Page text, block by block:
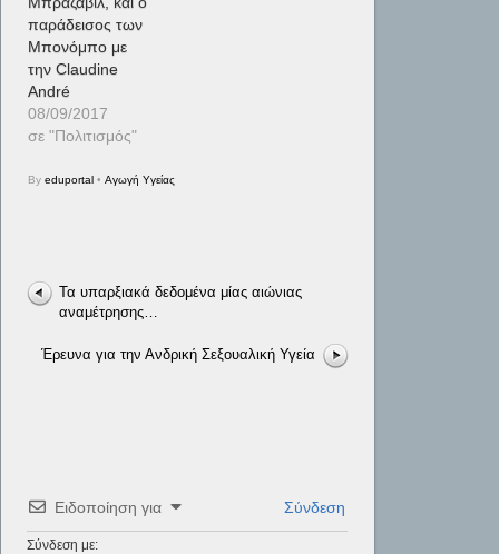
παράδεισος των
Μπονόμπο με
την Claudine
André
08/09/2017
σε "Πολιτισμός"
Byeduportal • Αγωγή Υγείας
Τα υπαρξιακά δεδομένα μίας αιώνιας
αναμέτρησης…
Έρευνα για την Ανδρική Σεξουαλική Υγεία
Ειδοποίηση για Σύνδεση
Σύνδεση με: